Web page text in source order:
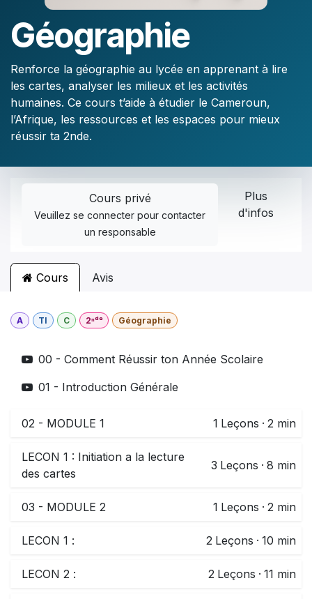
Géographie
Renforce la géographie au lycée en apprenant à lire
les cartes, analyser les milieux et les activités
humaines. Ce cours t’aide à étudier le Cameroun,
l’Afrique, les ressources et les espaces pour mieux
réussir ta 2nde.
Cours privé
Veuillezse connecter pour contacter
un responsable
Plus
d'infos
Cours Avis
A TI C 2ⁿᵈᵉ Géographie
00 - Comment Réussir ton Année Scolaire
01 - Introduction Générale
02 - MODULE 1 1 Leçons · 2 min
LECON 1 : Initiation a la lecture
des cartes
3 Leçons · 8 min
03 - MODULE 2 1 Leçons · 2 min
LECON 1 : 2 Leçons · 10 min
LECON 2 : 2 Leçons · 11 min